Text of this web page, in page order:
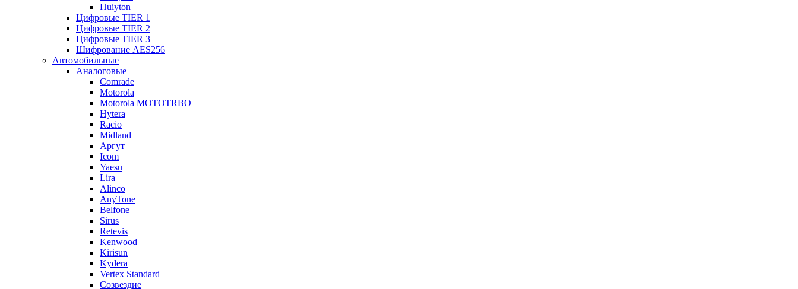
Huiyton
Цифровые TIER 1
Цифровые TIER 2
Цифровые TIER 3
Шифрование AES256
Автомобильные
Аналоговые
Comrade
Motorola
Motorola MOTOTRBO
Hytera
Racio
Midland
Аргут
Icom
Yaesu
Lira
Alinco
AnyTone
Belfone
Sirus
Retevis
Kenwood
Kirisun
Kydera
Vertex Standard
Созвездие